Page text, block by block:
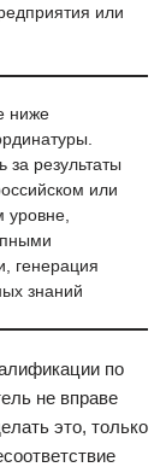
или
ниже
за результаты
или
уровне,
генерация
знаний
по
не вправе
это, только